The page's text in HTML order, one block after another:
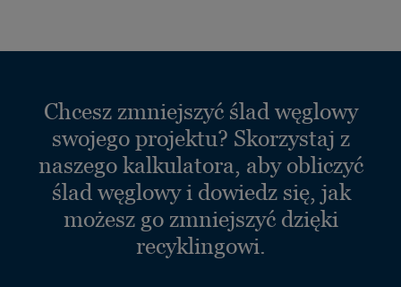
Chcesz zmniejszyć ślad węglowy
swojego projektu? Skorzystaj z
naszego kalkulatora, aby obliczyć
ślad węglowy i dowiedz się, jak
możesz go zmniejszyć dzięki
recyklingowi.